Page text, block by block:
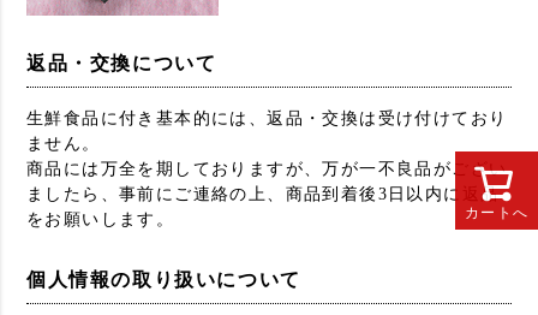
カートへ
返品・交換について
生鮮食品に付き基本的には、返品・交換は受け付けており
ません。
商品には万全を期しておりますが、万が一不良品がござい
ましたら、事前にご連絡の上、商品到着後3日以内に返品
をお願いします。
個人情報の取り扱いについて